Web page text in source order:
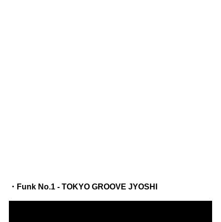
・Funk No.1 - TOKYO GROOVE JYOSHI